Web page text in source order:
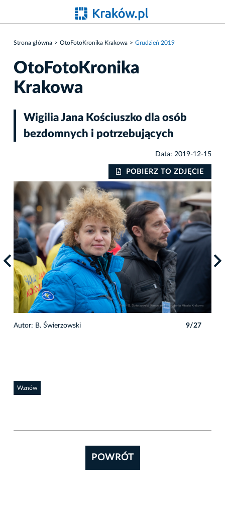
Strona główna OtoFotoKronika Krakowa Grudzień 2019
OtoFotoKronika
Krakowa
Wigilia Jana Kościuszko dla osób
bezdomnych i potrzebujących
Data: 2019-12-15
POBIERZ TO ZDJĘCIE
Autor: B. Świerzowski 9/27
Wznów
POWRÓT